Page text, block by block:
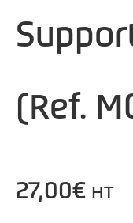
(Ref.
27,00€ HT